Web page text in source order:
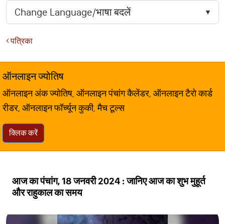
पत्रिका
ऑनलाइन ज्योतिष
ऑनलाइन अंक ज्योतिष, ऑनलाइन पंचांग कैलेंडर, ऑनलाइन टैरो कार्ड
रीडर, ऑनलाइन फॉर्च्यून कुकी, मैच टूल्स
क्लिक करें
आज का पंचांग, 18 जनवरी 2024 : जानिए आज का शुभ मुहूर्त
और राहुकाल का समय